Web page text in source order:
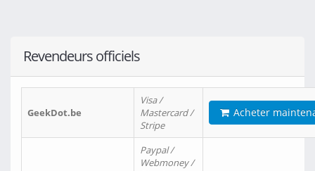
Revendeurs officiels
GeekDot.be
Visa /
Mastercard /
Stripe
Acheter
Paypal /
Webmoney /